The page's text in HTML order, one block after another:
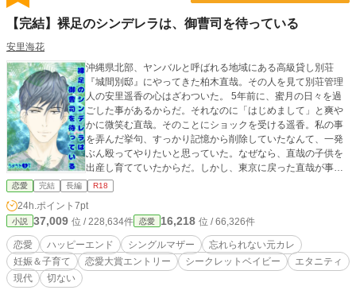
【完結】裸足のシンデレラは、御曹司を待っている
安里海花
沖縄県北部、ヤンバルと呼ばれる地域にある高級貸し別荘
『城間別邸』にやってきた柏木直哉。その人を見て別荘管理
人の安里遥香の心はざわついた。 5年前に、蜜月の日々を過
ごした事があるからだ。それなのに「はじめまして」と爽や
かに微笑む直哉。そのことにショックを受ける遥香。私の事
を弄んだ挙句、すっかり記憶から削除していたなんて、一発
ぶん殴ってやりたいと思っていた。なぜなら、直哉の子供を
出産し育てていたからだ。しかし、東京に戻った直哉が事故
で記憶喪失になっていた事を知る。 直哉に子供の存在を告げ
たいと思う一方で知られたら親権争いで取られてしまうので
はないかと言い出せずにいた所、幼馴染で年下だが頼りにな
る陽太に告白をされる。幸せな家族の形とは？悩む遥香。直
哉への想いに気付き記憶を取り戻してもらいたいと思い出の
場所をめぐる。そんなある日、道に飛び出した遥香を直哉が
車で轢きそうになる。幸い事故にならなったが、ショックで
恋愛 完結 長編 R18
24h.ポイント 7pt
小説 37,009 位 / 228,634件 恋愛 16,218 位 / 66,326件
恋愛 ハッピーエンド シングルマザー
忘れられない元カレ
妊娠＆子育て
恋愛大賞エントリー シークレットベイビー
エタニティ
現代
切ない